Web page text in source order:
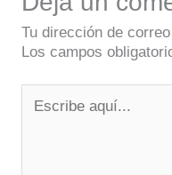
Tu dirección de
Los campos
aquí...